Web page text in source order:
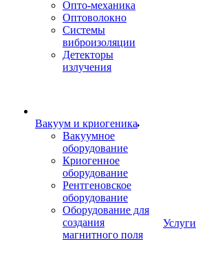
Опто-механика
Оптоволокно
Системы
виброизоляции
Детекторы
излучения
Вакуум и криогеника
Вакуумное
оборудование
Криогенное
оборудование
Рентгеновское
оборудование
Оборудование для
создания
магнитного поля
Услуги